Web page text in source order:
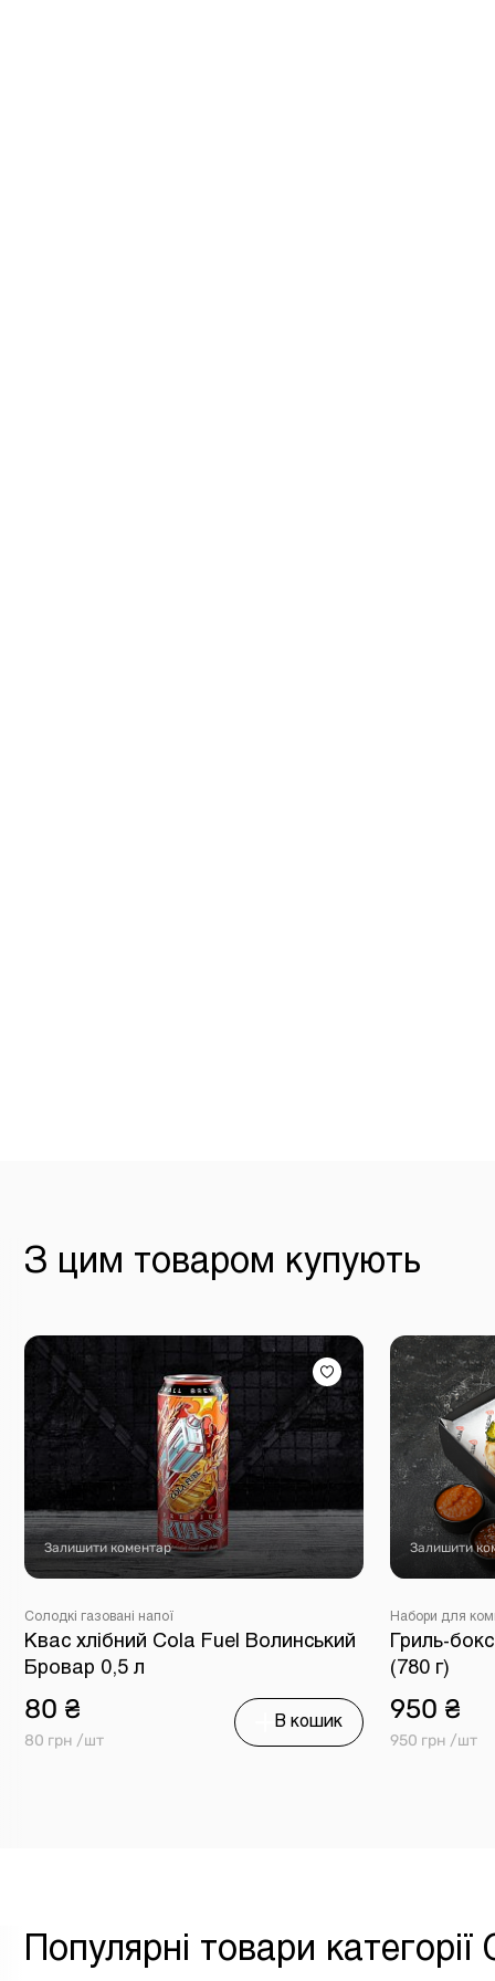
З цим товаром купують
Залишити коментар
Солодкі газовані напої
Квас хлібний Cola Fuel Волинський
Бровар 0,5 л
80 ₴
80 грн /шт
В кошик
Залишити
Набори для
Гриль-
(780 г)
950 ₴
950 грн /шт
Популярні товари категорії